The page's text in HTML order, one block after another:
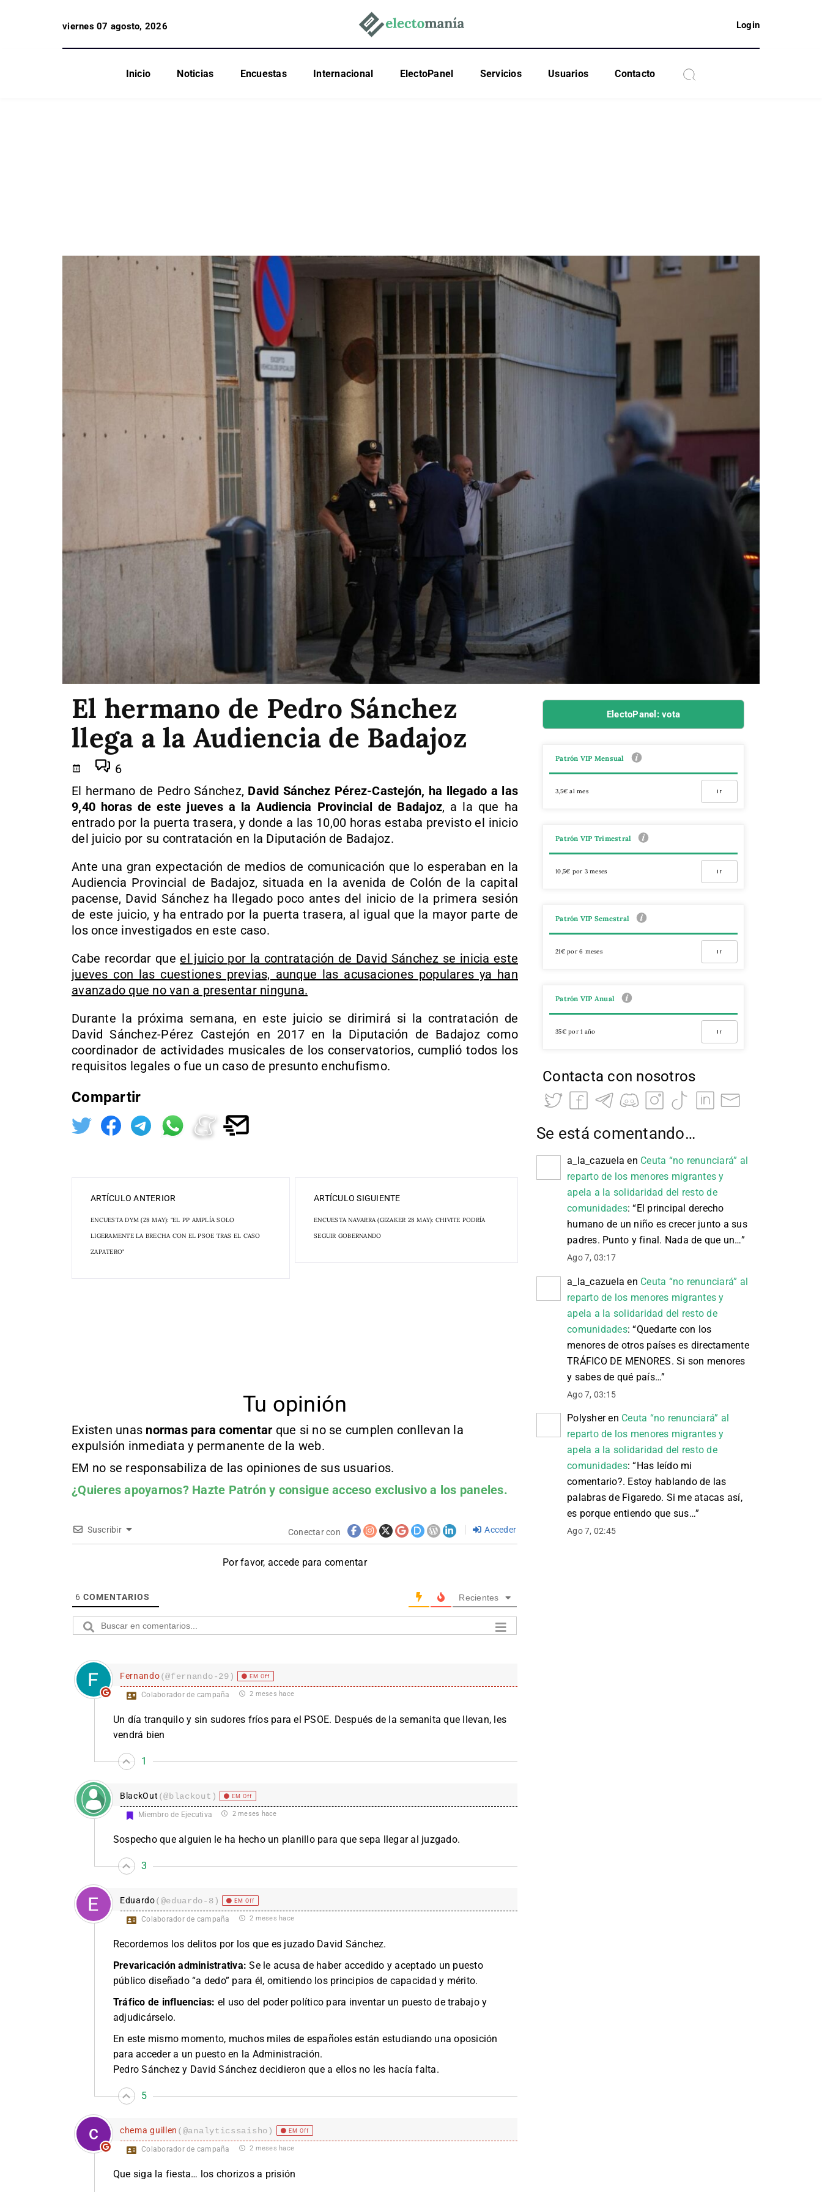
viernes 07 agosto, 2026 Login
Inicio Noticias Encuestas Internacional ElectoPanel Servicios Usuarios Contacto
El hermano de Pedro Sánchez
llega a la Audiencia de Badajoz
6
El hermano de Pedro Sánchez, David Sánchez Pérez-Castejón, ha llegado a las
9,40 horas de este jueves a la Audiencia Provincial de Badajoz, a la que ha
entrado por la puerta trasera, y donde a las 10,00 horas estaba previsto el inicio
del juicio por su contratación en la Diputación de Badajoz.
Ante una gran expectación de medios de comunicación que lo esperaban en la
Audiencia Provincial de Badajoz, situada en la avenida de Colón de la capital
pacense, David Sánchez ha llegado poco antes del inicio de la primera sesión
de este juicio, y ha entrado por la puerta trasera, al igual que la mayor parte de
los once investigados en este caso.
Cabe recordar que el juicio por la contratación de David Sánchez se inicia este
jueves con las cuestiones previas, aunque las acusaciones populares ya han
avanzado que no van a presentar ninguna.
Durante la próxima semana, en este juicio se dirimirá si la contratación de
David Sánchez-Pérez Castejón en 2017 en la Diputación de Badajoz como
coordinador de actividades musicales de los conservatorios, cumplió todos los
requisitos legales o fue un caso de presunto enchufismo.
Compartir
ARTÍCULO ANTERIOR
ENCUESTA DYM (28 MAY): "EL PP AMPLÍA SOLO
LIGERAMENTE LA BRECHA CON EL PSOE TRAS EL CASO
ZAPATERO"
ARTÍCULO SIGUIENTE
ENCUESTA NAVARRA (GIZAKER 28 MAY): CHIVITE PODRÍA
SEGUIR GOBERNANDO
Tu opinión
Existen unas normas para comentar que si no se cumplen conllevan la
expulsión inmediata y permanente de la web.
EM no se responsabiliza de las opiniones de sus usuarios.
¿Quieres apoyarnos? Hazte Patrón y consigue acceso exclusivo a los paneles.
Suscribir Conectar con Acceder
Por favor, accede para comentar
6 COMENTARIOS Recientes
Fernando(@fernando-29) EM Off
Colaborador de campaña 2 meses hace
Un día tranquilo y sin sudores fríos para el PSOE. Después de la semanita que llevan, les
vendrá bien
1
BlackOut (@blackout) EM Off
Miembro de Ejecutiva 2 meses hace
Sospecho que alguien le ha hecho un planillo para que sepa llegar al juzgado.
3
Eduardo(@eduardo-8) EM Off
Colaborador de campaña 2 meses hace
Recordemos los delitos por los que es juzado David Sánchez.
Prevaricación administrativa: Se le acusa de haber accedido y aceptado un puesto
público diseñado “a dedo” para él, omitiendo los principios de capacidad y mérito.
Tráfico de influencias: el uso del poder político para inventar un puesto de trabajo y
adjudicárselo.
En este mismo momento, muchos miles de españoles están estudiando una oposición
para acceder a un puesto en la Administración.
Pedro Sánchez y David Sánchez decidieron que a ellos no les hacía falta.
5
chema guillen (@analyticssaisho) EM Off
Colaborador de campaña 2 meses hace
Que siga la fiesta… los chorizos a prisión
ElectoPanel: vota
Patrón VIP Mensual
3,5€ al mes Ir
Patrón VIP Trimestral
10,5€ por 3 meses Ir
Patrón VIP Semestral
21€ por 6 meses Ir
Patrón VIP Anual
35€ por 1 año Ir
Contacta con nosotros
Se está comentando…
a_la_cazuela en Ceuta “no renunciará” al
reparto de los menores migrantes y
apela a la solidaridad del resto de
comunidades: “El principal derecho
humano de un niño es crecer junto a sus
padres. Punto y final. Nada de que un…”
Ago 7, 03:17
a_la_cazuela en Ceuta “no renunciará” al
reparto de los menores migrantes y
apela a la solidaridad del resto de
comunidades: “Quedarte con los
menores de otros países es directamente
TRÁFICO DE MENORES. Si son menores
y sabes de qué país…”
Ago 7, 03:15
Polysheren Ceuta “no renunciará” al
reparto de los menores migrantes y
apela a la solidaridad del resto de
comunidades: “Has leído mi
comentario?. Estoy hablando de las
palabras de Figaredo. Si me atacas así,
es porque entiendo que sus…”
Ago 7, 02:45